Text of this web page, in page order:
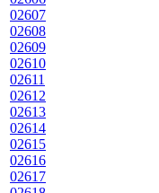
02607
02608
02609
02610
02611
02612
02613
02614
02615
02616
02617